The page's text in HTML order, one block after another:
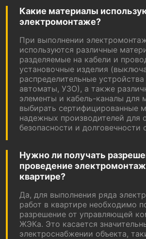
Какие материалы
электромонтаже?
При выполнении
используются различные
разделяемые на кабели и
установочные изделия
распределительные
автоматы, УЗО), а также
элементы и кабель-каналы для
выбирать сертифицированные
надежных производителей для
безопасности и долговечности
Нужно ли получать
проведение
квартире?
Да, для выполнения ряда
работ в квартире необходимо
разрешение от управляющей
ЖЭКа. Это касается
электроснабжении объекта,